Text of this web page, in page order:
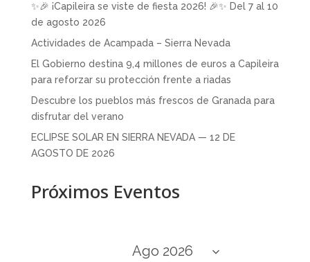
✨🎉 ¡Capileira se viste de fiesta 2026! 🎉✨ Del 7 al 10
de agosto 2026
Actividades de Acampada – Sierra Nevada
El Gobierno destina 9,4 millones de euros a Capileira
para reforzar su protección frente a riadas
Descubre los pueblos más frescos de Granada para
disfrutar del verano
ECLIPSE SOLAR EN SIERRA NEVADA — 12 DE
AGOSTO DE 2026
Próximos Eventos